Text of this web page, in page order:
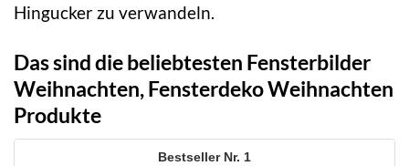
Hingucker zu verwandeln.
Das sind die beliebtesten Fensterbilder
Weihnachten, Fensterdeko Weihnachten
Produkte
1